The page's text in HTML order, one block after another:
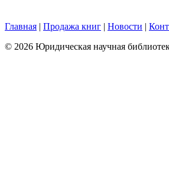
Главная | Продажа книг | Новости |
© 2026 Юридическая научная